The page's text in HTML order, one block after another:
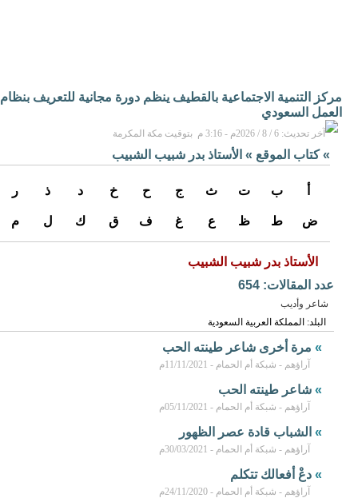
مركز التنمية الاجتماعية بالقطيف ينظم دورة مجانية للتعريف بنظام
العمل السعودي
آخر تحديث: 6 / 8 / 2026م - 3:16 م بتوقيت مكة المكرمة
»كتاب الموقع » الأستاذ بدر شبيب الشبيب
ب ت ث ج ح خ د ذ ر
ض ط ظ ع غ ف ق ك ل م
الأستاذ بدر شبيب الشبيب
عدد المقالات: 654
شاعر وأديب
البلد: المملكة العربية السعودية
» مرة أخرى شاعر طينته الحب
آراؤهم - شبكة أم الحمام - 11/11/2021م
» شاعر طينته الحب
آراؤهم - شبكة أم الحمام - 05/11/2021م
» الشباب قادة عصر الظهور
آراؤهم - شبكة أم الحمام - 30/03/2021م
» دعْ أفعالك تتكلم
آراؤهم - شبكة أم الحمام - 24/11/2020م